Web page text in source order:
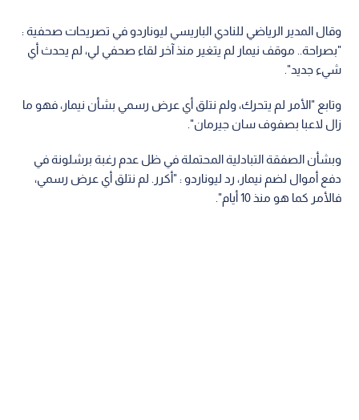
وقال المدير الرياضي للنادي الباريسي ليوناردو في تصريحات صحفية :
"بصراحة.. موقف نيمار لم يتغير منذ آخر لقاء صحفي لي، لم يحدث أي
شيء جديد".
وتابع "الأمر لم يتحرك، ولم نتلق أي عرض رسمي بشأن نيمار، فهو ما
زال لاعبا بصفوف سان جيرمان".
وبشأن الصفقة التبادلية المحتملة في ظل عدم رغبة برشلونة في
دفع أموال لضم نيمار، رد ليوناردو : "أكرر. لم نتلق أي عرض رسمي،
فالأمر كما هو منذ 10 أيام".